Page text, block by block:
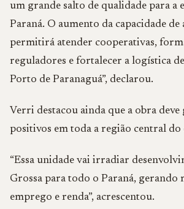
um grande salto de qualidade para a
Paraná. O aumento da capacidade de
permitirá atender cooperativas,
reguladores e fortalecer a logística
Porto de Paranaguá”, declarou.
Verri destacou ainda que a obra
positivos em toda a região central do
“Essa unidade vai irradiar
Grossa para todo o Paraná, gerando
emprego e renda”, acrescentou.